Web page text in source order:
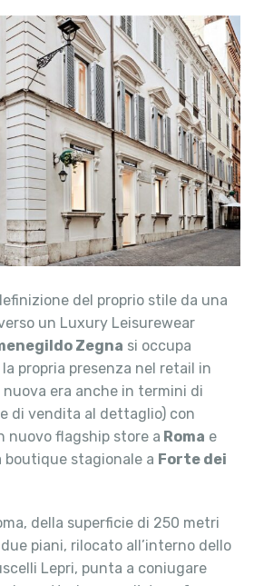
del proprio stile da una
un Luxury Leisurewear
Zegna si occupa
propria presenza nel retail in
era anche in termini di
di vendita al dettaglio) con
nuovo flagship store a Roma e
boutique stagionale a Forte dei
della superficie di 250 metri
piani, rilocato all’interno dello
Lepri, punta a coniugare